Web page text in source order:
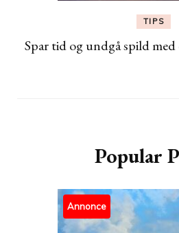
TIPS
Spar tid og undgå spild
Popular
Annonce